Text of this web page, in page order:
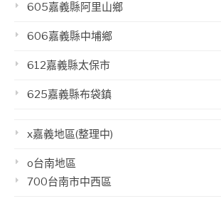
605嘉義縣阿里山鄉
606嘉義縣中埔鄉
612嘉義縣太保市
625嘉義縣布袋鎮
x嘉義地區(整理中)
o台南地區
700台南市中西區